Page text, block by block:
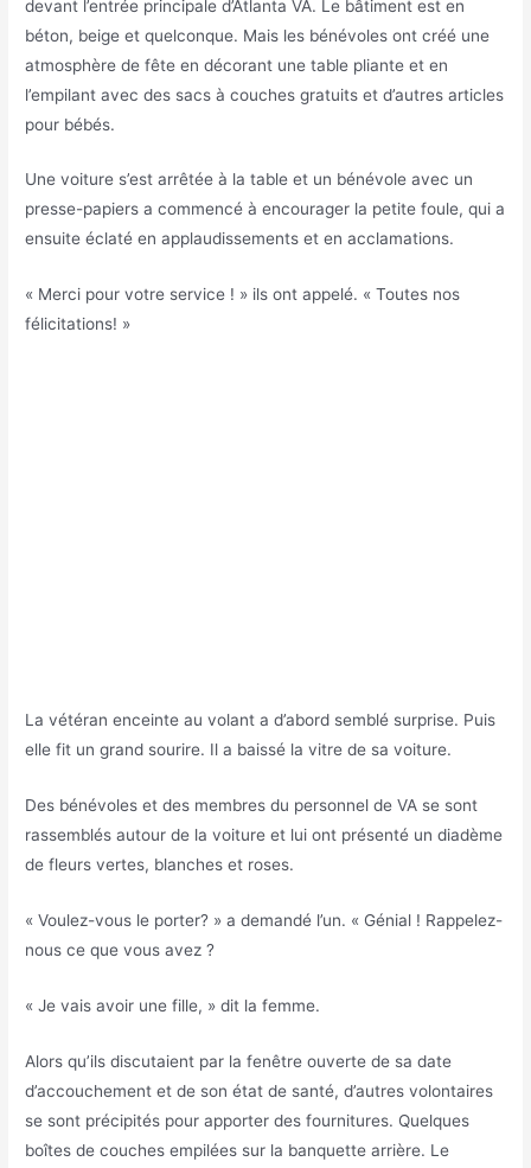
devant l’entrée principale d’Atlanta VA. Le bâtiment est en
béton, beige et quelconque. Mais les bénévoles ont créé une
atmosphère de fête en décorant une table pliante et en
l’empilant avec des sacs à couches gratuits et d’autres articles
pour bébés.
Une voiture s’est arrêtée à la table et un bénévole avec un
presse-papiers a commencé à encourager la petite foule, qui a
ensuite éclaté en applaudissements et en acclamations.
« Merci pour votre service ! » ils ont appelé. « Toutes nos
félicitations! »
La vétéran enceinte au volant a d’abord semblé surprise. Puis
elle fit un grand sourire. Il a baissé la vitre de sa voiture.
Des bénévoles et des membres du personnel de VA se sont
rassemblés autour de la voiture et lui ont présenté un diadème
de fleurs vertes, blanches et roses.
« Voulez-vous le porter? » a demandé l’un. « Génial ! Rappelez-
nous ce que vous avez ?
« Je vais avoir une fille, » dit la femme.
Alors qu’ils discutaient par la fenêtre ouverte de sa date
d’accouchement et de son état de santé, d’autres volontaires
se sont précipités pour apporter des fournitures. Quelques
boîtes de couches empilées sur la banquette arrière. Le